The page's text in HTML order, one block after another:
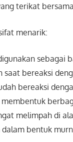
terikat
menarik:
sebagai
bereaksi
bereaksi
melimpah di
bentuk